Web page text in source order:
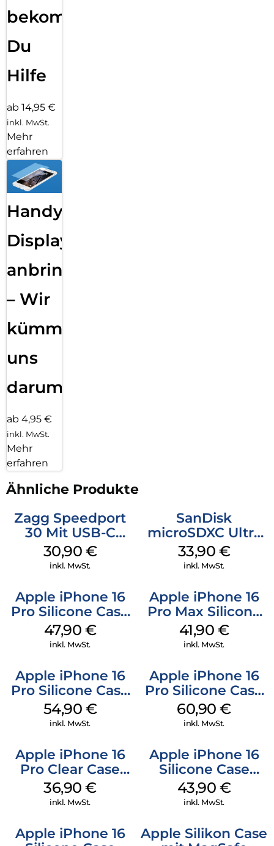
bekommst
Du
Hilfe
ab 14,95 €
inkl. MwSt.
Mehr
erfahren
Handy
Displayfolie
anbringen
– Wir
kümmern
uns
darum!
ab 4,95 €
inkl. MwSt.
Mehr
erfahren
Ähnliche Produkte
Zagg Speedport
30 Mit USB-C
Kabel Weiß
30,90 €
inkl. MwSt.
SanDisk
microSDXC Ultra
128 GB + Adapter
Mobile
33,90 €
inkl. MwSt.
Apple iPhone 16
Pro Silicone Case
MagSafe Denim
47,90 €
inkl. MwSt.
Apple iPhone 16
Pro Max Silicone
Case MagSafe
Ultramarine
41,90 €
inkl. MwSt.
Apple iPhone 16
Pro Silicone Case
MagSafe Black
54,90 €
inkl. MwSt.
Apple iPhone 16
Pro Silicone Case
MagSafe Stone
Gray
60,90€
inkl. MwSt.
Apple iPhone 16
Pro Clear Case
MagSafe
Transparent
36,90€
inkl. MwSt.
Apple iPhone 16
Silicone Case
MagSafe Plum
43,90 €
inkl. MwSt.
Apple iPhone 16
Apple Silikon Case